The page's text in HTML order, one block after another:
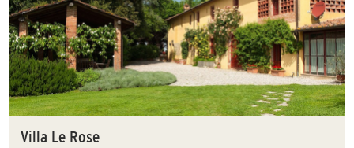
Villa Le Rose